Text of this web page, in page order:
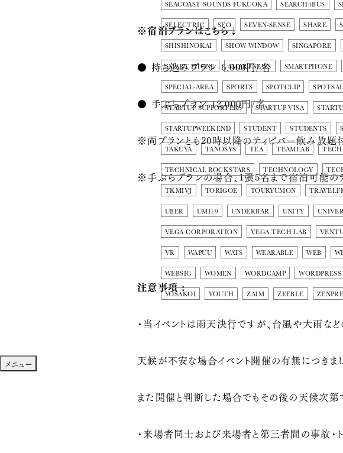
SEACOAST SOUNDS FUKUOKA SEARCH4BUS
SELECTRIC SEO SEVEN-SENSE SHARE
SHISHINOKAI SHOW WINDOW SINGAPORE
SMART PHONE SMARTNEWS SMARTPHONE
SPECIAL-AREA SPORTS SPOTCLIP
STARTUP SUPPORTERS STARTUP VISA
STARTUPWEEKEND STUDENT STUDENTS
TAKUYA TANOSYS TEA TEAMLAB TECH
TECHNICAL ROCKSTARS TECHNOLOGY
TKMIVJ TORIGOE TOURYUMON
UBER UMI19 UNDERBAR UNITY
VEGA CORPORATION VEGA TECH LAB
VR WAPUU WATS WEARABLE WEB
WEBSIG WOMEN WORDCAMP WORDPRESS
YOSAKOI YOUTH ZAIM ZEEBLE ZENPRE
メニュー
※宿泊プランはこちら↓
● 持ち込みプラン 6,000円/名
● 手ぶらプラン 12,000円/名
※両プランとも20時以降のティピバー飲み放題
※手ぶらプランの場合、1張5名まで宿泊可能の
注意事項 :
・当イベントは雨天決行ですが、台風や大雨な
天候が不安な場合イベント開催の有無につきま
また開催と判断した場合でもその後の天候次第
・来場者同士および来場者と第三者間の事故・